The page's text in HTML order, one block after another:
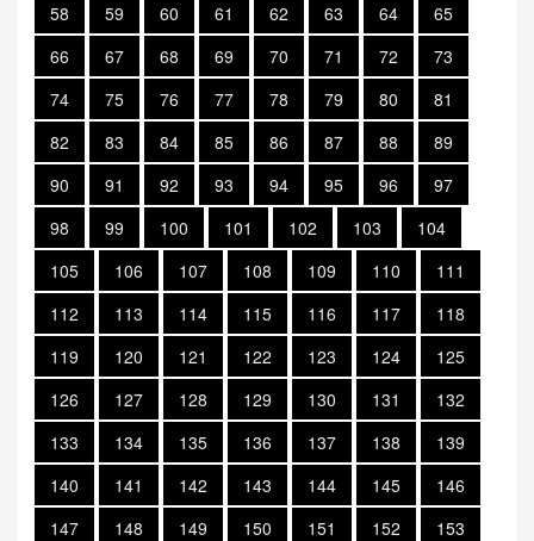
58
59 60 61 62 63 64
65
66
67 68 69 70 71 72
73
74
75 76 77 78 79 80
81
82
83 84 85 86 87 88
89
90
91 92 93 94 95 96
97
98
99 100 101 102 103
104
105
106 107 108 109 110
111
112
113 114 115 116 117
118
119
120 121 122 123 124
125
126
127 128 129 130 131
132
133
134 135 136 137 138
139
140
141 142 143 144 145
146
147
148 149 150 151 152
153